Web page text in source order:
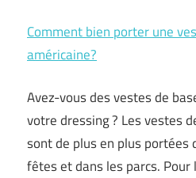
Comment bien porter une
américaine?
Avez-vous des vestes de
votre dressing ? Les vestes
sont de plus en plus portées
fêtes et dans les parcs.